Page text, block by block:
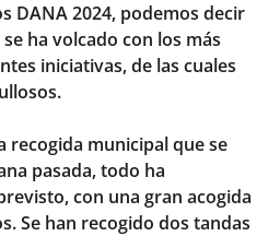
DANA 2024, podemos decir
ha volcado con los más
iniciativas, de las cuales
recogida municipal que se
pasada, todo ha
con una gran acogida
Se han recogido dos tandas